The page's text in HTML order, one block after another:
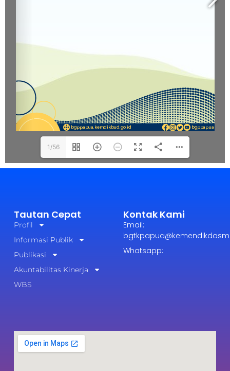
1/56
Tautan Cepat
Profil
Informasi Publik
Publikasi
Akuntabilitas Kinerja
WBS
Kontak Kami
Email:
Whatsapp: